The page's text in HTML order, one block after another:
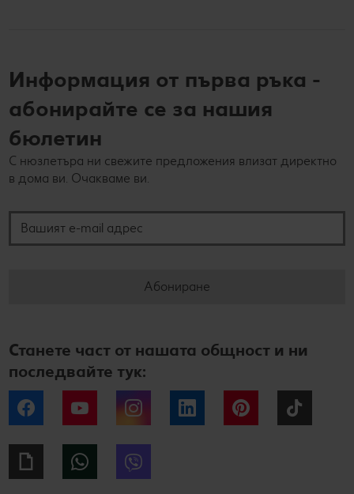
Информация от първа ръка -
абонирайте се за нашия
бюлетин
С нюзлетъра ни свежите предложения влизат директно
в дома ви. Очакваме ви.
Абониране
Станете част от нашата общност и ни
последвайте тук:
Facebook YouTube Instagram LinkedIn Pinterest
Giphy WhatsApp